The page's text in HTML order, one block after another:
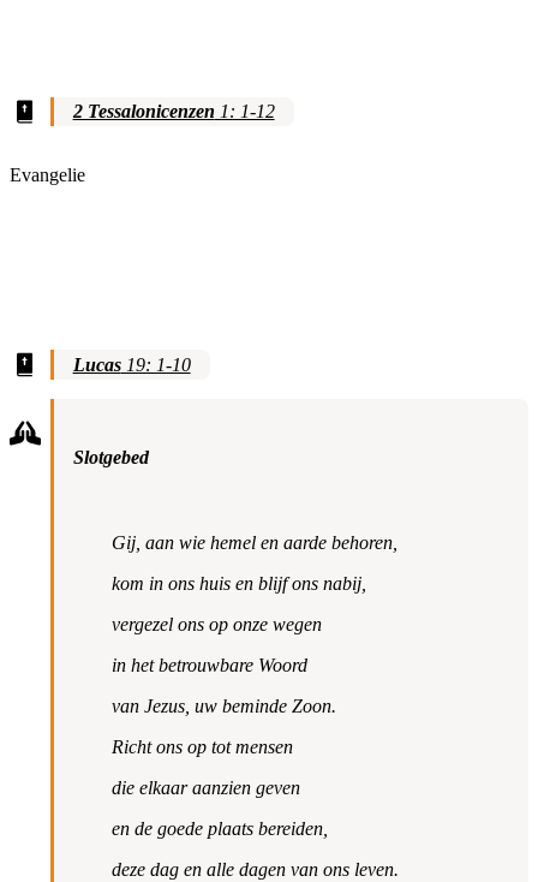
2 Tessalonicenzen 1: 1-12
Evangelie
Lucas19: 1-10
Slotgebed
Gij, aan wie hemel en aarde behoren,
kom in ons huis en blijf ons nabij,
vergezel ons op onze wegen
in het betrouwbare Woord
van Jezus, uw beminde Zoon.
Richt ons op tot mensen
die elkaar aanzien geven
en de goede plaats bereiden,
deze dag en alle dagen van ons leven.